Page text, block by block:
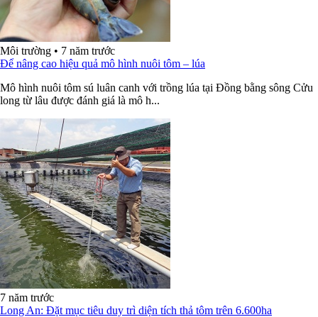
Môi trường • 7 năm trước
Để nâng cao hiệu quả mô hình nuôi tôm – lúa
Mô hình nuôi tôm sú luân canh với trồng lúa tại Đồng bằng sông Cửu
long từ lâu được đánh giá là mô h...
7 năm trước
Long An: Đặt mục tiêu duy trì diện tích thả tôm trên 6.600ha